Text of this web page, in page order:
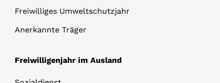
Freiwilliges Umweltschutzjahr
Anerkannte Träger
Freiwilligenjahr im Ausland